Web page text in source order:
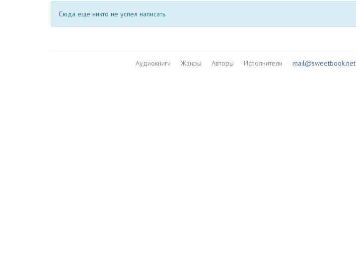
Сюда еще никто не успел написать
Аудиокниги Жанры Авторы Исполнители mail@sweetbook.net